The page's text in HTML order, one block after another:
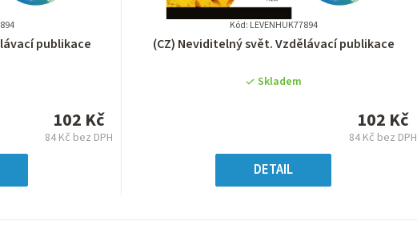
publikace
102 Kč
84 Kč bez DPH
Kód: LEVENHUK77894
Průměrné
produktu
5
hvězdiček.
(CZ) Neviditelný svět. Vzdělávací publikace
Skladem
102 Kč
84 Kč bez DPH
DETAIL